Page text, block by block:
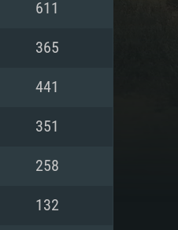
611
365
441
351
258
132